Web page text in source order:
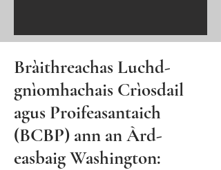
Bràithreachas Luchd-
gnìomhachais Crìosdail
agus Proifeasantaich
(BCBP) ann an Àrd-
easbaig Washington: